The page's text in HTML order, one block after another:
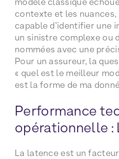
contexte et les
capable d’identifier une
un sinistre complexe ou
nommées avec une
Pour un assureur, la
« quel est le meilleur
est la forme de ma
Performance
opérationnelle :
La latence est un